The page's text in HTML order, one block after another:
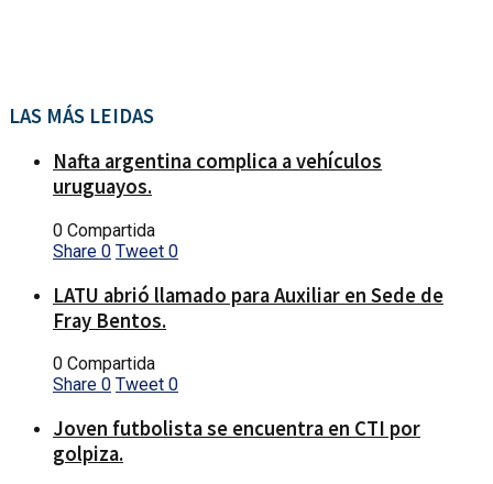
LAS MÁS LEIDAS
Nafta argentina complica a vehículos
uruguayos.
0 Compartida
Share 0 Tweet 0
LATU abrió llamado para Auxiliar en Sede de
Fray Bentos.
0 Compartida
Share 0 Tweet 0
Joven futbolista se encuentra en CTI por
golpiza.